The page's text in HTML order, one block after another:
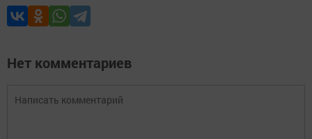
Нет комментариев